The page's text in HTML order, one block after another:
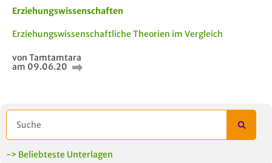
Erziehungswissenschaften
Erziehungswissenschaftliche Theorien im Vergleich
von Tamtamtara
am 09.06.20
-> Beliebteste Unterlagen